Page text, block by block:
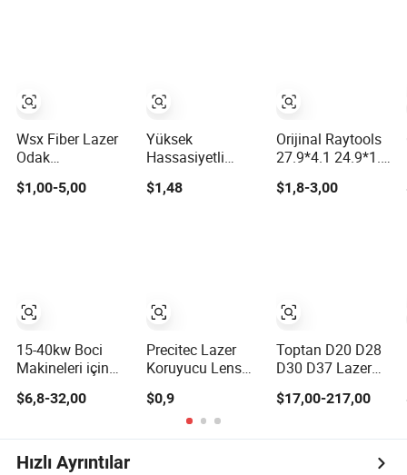
Wsx Fiber Lazer
Odak
Kolimasyonu için
Geliştirilmiş
$1,00-5,00
15-40kw Boci
Makineleri için
Lazer Lens Seti
$6,8-32,00
Yüksek
Hassasiyetli
27.9mm Fiber
Lazer Lens
$1,48
Precitec Lazer
Koruyucu Lens
Optik Lens
$0,9
Orijinal Raytools
27.9*4.1 24.9*1.5
Fiber Kesim
Makinesi Başlığı
$1,8-3,00
Toptan D20 D28
D30 D37 Lazer
Çözümleri
$17,00-217,00
Hızlı Ayrıntılar